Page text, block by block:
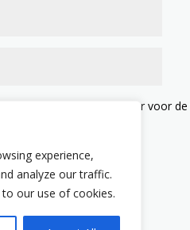
experience,
analyze our traffic.
our use of cookies.
opslaan in deze browser voor